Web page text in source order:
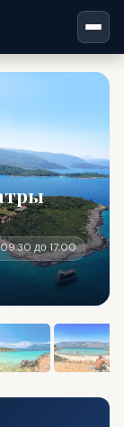
до 17:00